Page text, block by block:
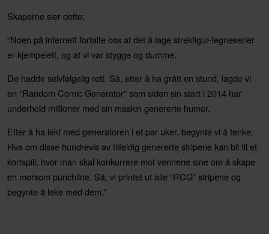
Skaperne sier dette;
“Noen på internett fortalte oss at det å lage strekfigur-tegneserier
er kjempelett, og at vi var stygge og dumme.
De hadde selvfølgelig rett. Så, etter å ha gråtten stund, lagde vi
en “Random Comic Generator” som siden sin start i 2014 har
underhold millioner med sin maskin genererte humor.
Etter å ha lekt med generatoren i et par uker, begynte vi å tenke.
Hva om disse hundrevis av tilfeldig genererte stripene kan bli til et
kortspill, hvor man skal konkurrere mot vennene sine om å skape
en morsom punchline. Så, vi printet ut alle “RCG” stripene og
begynte å leke med dem.”